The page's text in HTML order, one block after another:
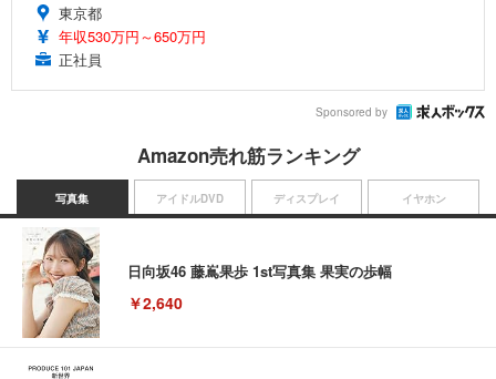
東京都
年収530万円～650万円
正社員
Sponsored by
Amazon売れ筋ランキング
写真集
日向坂46 藤嶌果歩 1st写真集 果実の歩幅
￥2,640
アイドルDVD ディスプレイ イヤホン